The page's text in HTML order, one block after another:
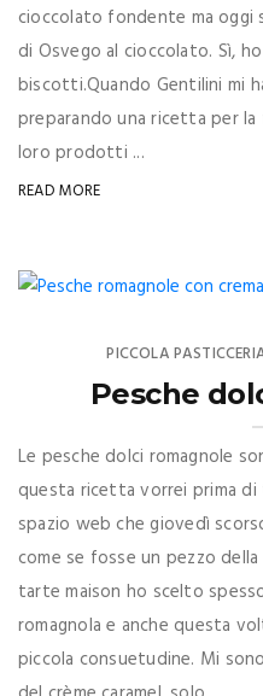
cioccolato fondente ma
di Osvego al cioccolato. Sì,
biscotti.Quando Gentilini mi
preparando una ricetta per
loro prodotti ...
READ MORE
PICCOLA
Pesche
Le pesche dolci romagnole
questa ricetta vorrei prima
spazio web che giovedì
come se fosse un pezzo
tarte maison ho scelto
romagnola e anche questa
piccola consuetudine. Mi